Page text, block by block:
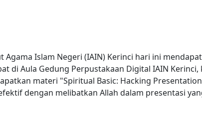
Agama Islam Negeri (IAIN) Kerinci hari ini
di Aula Gedung Perpustakaan Digital IAIN
materi "Spiritual Basic: Hacking
dengan melibatkan Allah dalam presentasi